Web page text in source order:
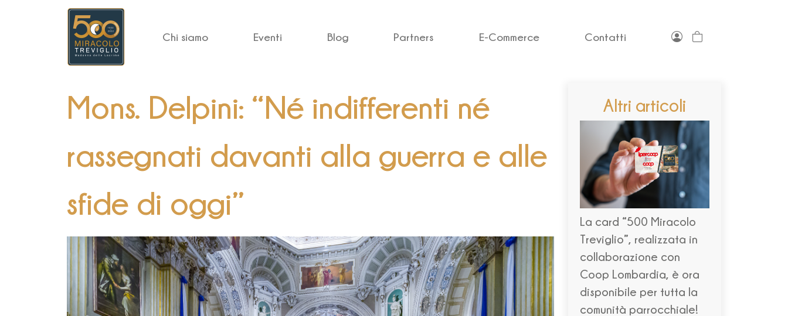
Chi siamo Eventi Blog Partners E-Commerce Contatti
Mons. Delpini: “Né indifferenti né
rassegnati davanti alla guerra e alle
sfide di oggi”
Altri articoli
La card “500 Miracolo
Treviglio”, realizzata in
collaborazione con
Coop Lombardia, è ora
disponibile per tutta la
comunità parrocchiale!